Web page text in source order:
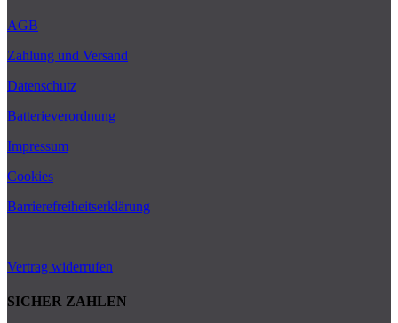
AGB
Zahlung und Versand
Datenschutz
Batterieverordnung
Impressum
Cookies
Barrierefreiheitserklärung
Vertrag widerrufen
SICHER ZAHLEN